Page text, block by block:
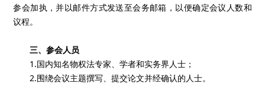
参会加执，并以邮件方式发送至会务邮箱，以便确定会议人数和
议程。
三、参会人员
1.国内知名物权法专家、学者和实务界人士；
2.围绕会议主题撰写、提交论文并经确认的人士。